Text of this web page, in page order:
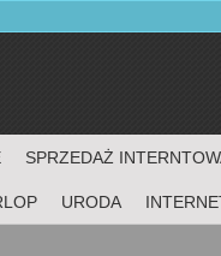
SPRZEDAŻ
URODA